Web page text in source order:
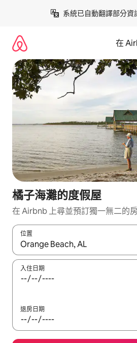
系統已自動翻譯部分資
在
橘子海灘的度假屋
在 Airbnb 上尋並預訂獨一無二的
位置
如有搜尋結果，瀏覽內容時請使用上
入住日期
退房日期